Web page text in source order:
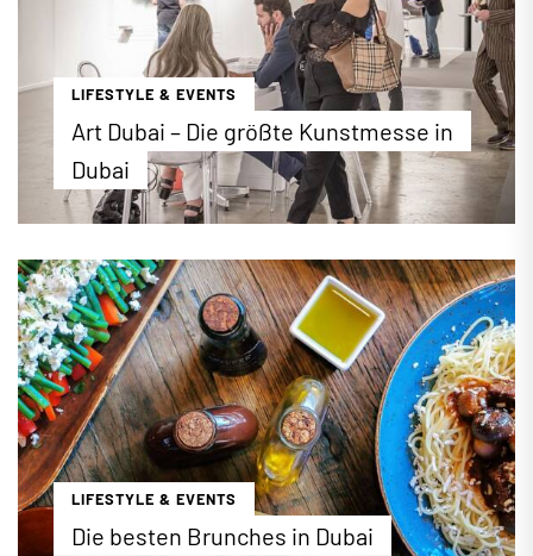
...mehr erfahren
LIFESTYLE & EVENTS
Art Dubai – Die größte Kunstmesse in
Dubai
Vom 18. bis 20. April 2025 präsentiert die Art Dubai
Mittleren Osten, Nordafrika und Südasien
(MENASA-Region).
...mehr erfahren
LIFESTYLE & EVENTS
Die besten Brunches in Dubai